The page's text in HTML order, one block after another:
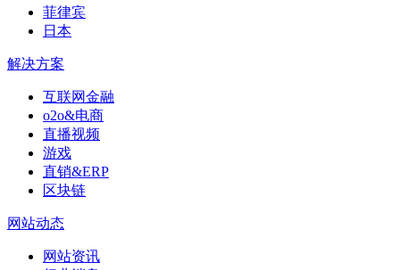
菲律宾
日本
解决方案
互联网金融
o2o&电商
直播视频
游戏
直销&ERP
区块链
网站动态
网站资讯